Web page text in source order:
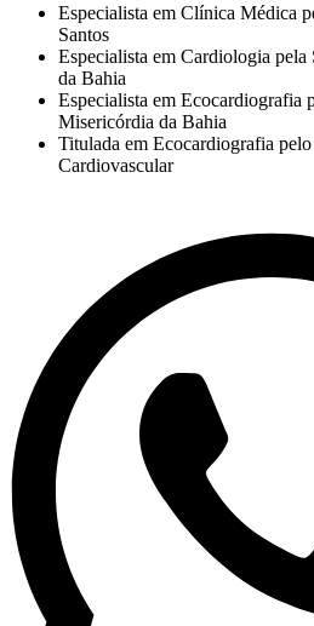
Especialista em Clínica Médica
Santos
Especialista em Cardiologia pela
da Bahia
Especialista em Ecocardiografia
Misericórdia da Bahia
Titulada em Ecocardiografia
Cardiovascular